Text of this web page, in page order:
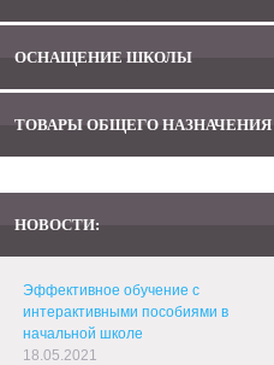
ОСНАЩЕНИЕ ШКОЛЫ
ТОВАРЫ ОБЩЕГО НАЗНАЧЕНИЯ
НОВОСТИ:
Эффективное обучение с
интерактивными пособиями в
начальной школе
18.05.2021